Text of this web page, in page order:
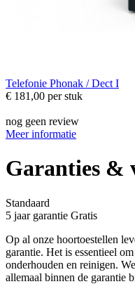
Telefonie Phonak / Dect I
€ 181,00 per stuk
nog geen review
Meer informatie
Garanties &
Standaard
5 jaar garantie Gratis
Op al onze hoortoestellen
garantie. Het is essentieel
onderhouden en reinigen.
allemaal binnen de garantie